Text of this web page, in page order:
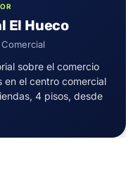
El Hueco
sobre el comercio
en el centro comercial
4 pisos, desde